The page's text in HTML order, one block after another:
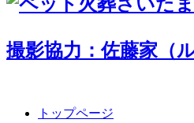
撮影協力：佐藤家（
トップページ